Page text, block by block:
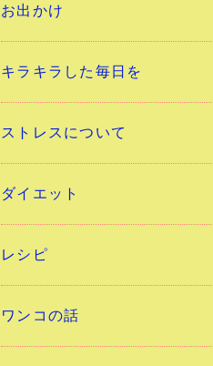
お出かけ
キラキラした毎日を
ストレスについて
ダイエット
レシピ
ワンコの話